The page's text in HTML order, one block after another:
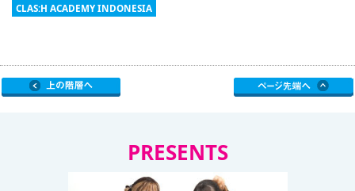
CLAS:H ACADEMY INDONESIA
PRESENTS